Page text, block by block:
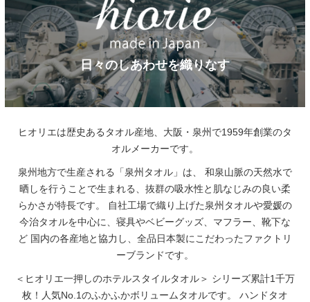
日々のしあわせを織りなす
ヒオリエは歴史あるタオル産地、大阪・泉州で1959年創業のタ
オルメーカーです。
泉州地方で生産される「泉州タオル」は、
和泉山脈の天然水で
晒しを行うことで生まれる、抜群の吸水性と肌なじみの良い柔
らかさが特長です。
自社工場で織り上げた泉州タオルや愛媛の
今治タオルを中心に、寝具やベビーグッズ、マフラー、靴下な
ど 国内の各産地と協力し、全品日本製にこだわったファクトリ
ーブランドです。
＜ヒオリエ一押しのホテルスタイルタオル＞ シリーズ累計1千万
枚！人気No.1のふかふかボリュームタオルです。
ハンドタオ